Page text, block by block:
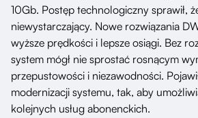
10Gb. Postęp technologiczny sprawił,
niewystarczający. Nowe rozwiązania
wyższe prędkości i lepsze osiągi. Bez
system mógł nie sprostać rosnącym
przepustowości i niezawodności.
modernizacji systemu, tak, aby
kolejnych usług abonenckich.